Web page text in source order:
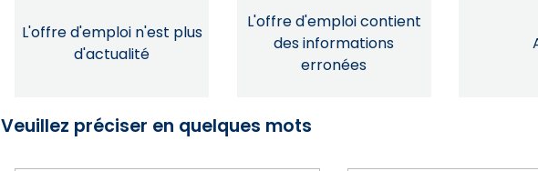
L'offre d'emploi n'est plus
d'actualité
L'offre d'emploi contient
des informations
erronées
Veuillez préciser en quelques mots